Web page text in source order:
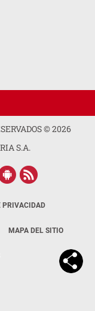
©2026
S.A.
PRIVACIDAD
MAPA DEL SITIO